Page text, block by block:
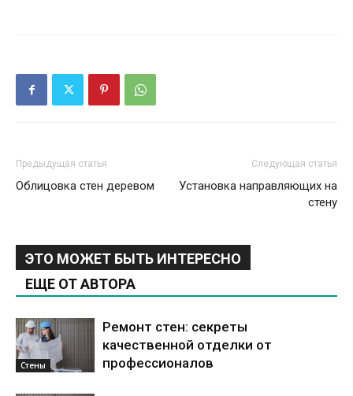
Предыдущая статья
Облицовка стен деревом
Следующая статья
Установка направляющих на
стену
ЭТО МОЖЕТ БЫТЬ ИНТЕРЕСНО
ЕЩЕ ОТ АВТОРА
Стены
Ремонт стен: секреты
качественной отделки от
профессионалов